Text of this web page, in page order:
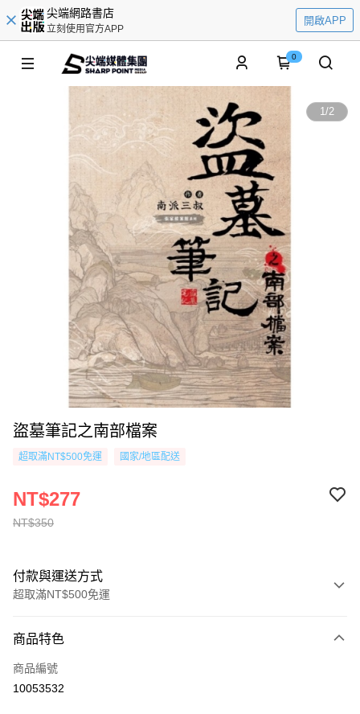
尖端網路書店
立刻使用官方APP
開啟APP
0
1/2
盜墓筆記之南部檔案
超取滿NT$500免運 國家/地區配送
NT$350
NT$277
付款與運送方式
超取滿NT$500免運
信用卡一次付款
超商取貨付款
商品特色
商品編號
10053532